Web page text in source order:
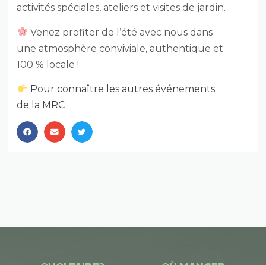
activités spéciales, ateliers et visites de jardin.
Venez profiter de l’été avec nous dans
une atmosphère conviviale, authentique et
100 % locale !
Pour connaître les autres événements
de la MRC